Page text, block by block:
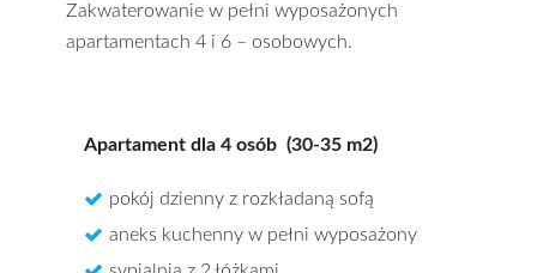
Zakwaterowanie w pełni wyposażonych
apartamentach 4 i 6 – osobowych.
Apartament dla 4 osób (30-35 m2)
pokój dzienny z rozkładaną sofą
aneks kuchenny w pełni wyposażony